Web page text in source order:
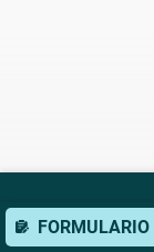
FORMULARIO